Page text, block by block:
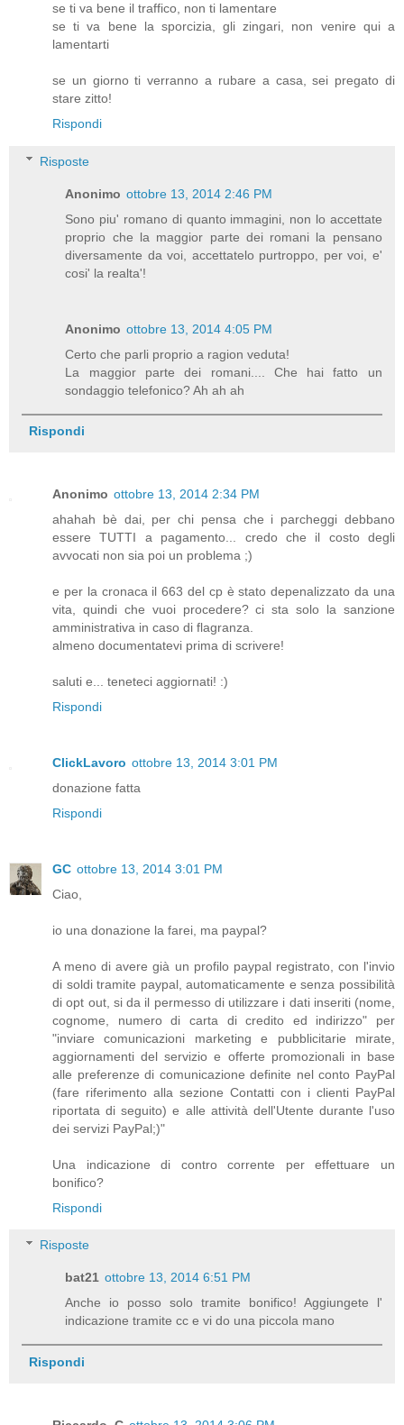
se ti va bene il traffico, non ti lamentare
se ti va bene la sporcizia, gli zingari, non venire qui a
lamentarti
se un giorno ti verranno a rubare a casa, sei pregato di
stare zitto!
Rispondi
Risposte
Anonimo ottobre 13, 2014 2:46 PM
Sono piu' romano di quanto immagini, non lo accettate
proprio che la maggior parte dei romani la pensano
diversamente da voi, accettatelo purtroppo, per voi, e'
cosi' la realta'!
Anonimo ottobre 13, 2014 4:05 PM
Certo che parli proprio a ragion veduta!
La maggior parte dei romani.... Che hai fatto un
sondaggio telefonico? Ah ah ah
Rispondi
Anonimo ottobre 13, 2014 2:34 PM
ahahah bè dai, per chi pensa che i parcheggi debbano
essere TUTTI a pagamento... credo che il costo degli
avvocati non sia poi un problema ;)
e per la cronaca il 663 del cp è stato depenalizzato da una
vita, quindi che vuoi procedere? ci sta solo la sanzione
amministrativa in caso di flagranza.
almeno documentatevi prima di scrivere!
saluti e... teneteci aggiornati! :)
Rispondi
ClickLavoro ottobre 13, 2014 3:01 PM
donazione fatta
Rispondi
GC ottobre 13, 2014 3:01 PM
Ciao,
io una donazione la farei, ma paypal?
A meno di avere già un profilo paypal registrato, con l'invio
di soldi tramite paypal, automaticamente e senza possibilità
di opt out, si da il permesso di utilizzare i dati inseriti (nome,
cognome, numero di carta di credito ed indirizzo" per
"inviare comunicazioni marketing e pubblicitarie mirate,
aggiornamenti del servizio e offerte promozionali in base
alle preferenze di comunicazione definite nel conto PayPal
(fare riferimento alla sezione Contatti con i clienti PayPal
riportata di seguito) e alle attività dell'Utente durante l'uso
dei servizi PayPal;)"
Una indicazione di contro corrente per effettuare un
bonifico?
Rispondi
Risposte
bat21 ottobre 13, 2014 6:51 PM
Anche io posso solo tramite bonifico! Aggiungete l'
indicazione tramite cc e vi do una piccola mano
Rispondi